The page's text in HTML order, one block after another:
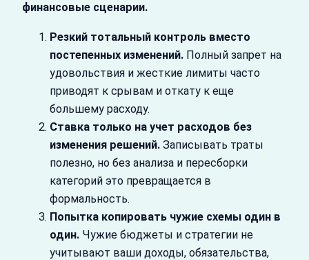
финансовые сценарии.
Резкий тотальный контроль вместо
постепенных изменений. Полный запрет на
удовольствия и жесткие лимиты часто
приводят к срывам и откату к еще
большему расходу.
Ставка только на учет расходов без
изменения решений. Записывать траты
полезно, но без анализа и пересборки
категорий это превращается в
формальность.
Попытка копировать чужие схемы один в
один. Чужие бюджеты и стратегии не
учитывают ваши доходы, обязательства,